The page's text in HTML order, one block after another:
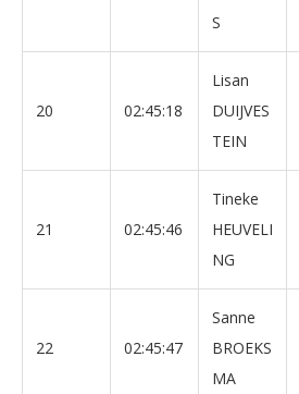
S
20 02:45:18
Lisan
DUIJVES
TEIN
21 02:45:46
Tineke
HEUVELI
NG
22 02:45:47
Sanne
BROEKS
MA